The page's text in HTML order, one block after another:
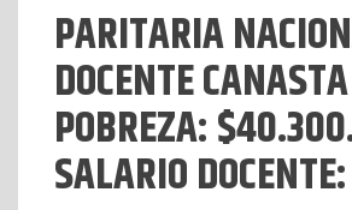
PARITARIA
DOCENTE
POBREZA:
SALARIO